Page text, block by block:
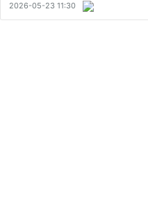
2026-05-23 11:30